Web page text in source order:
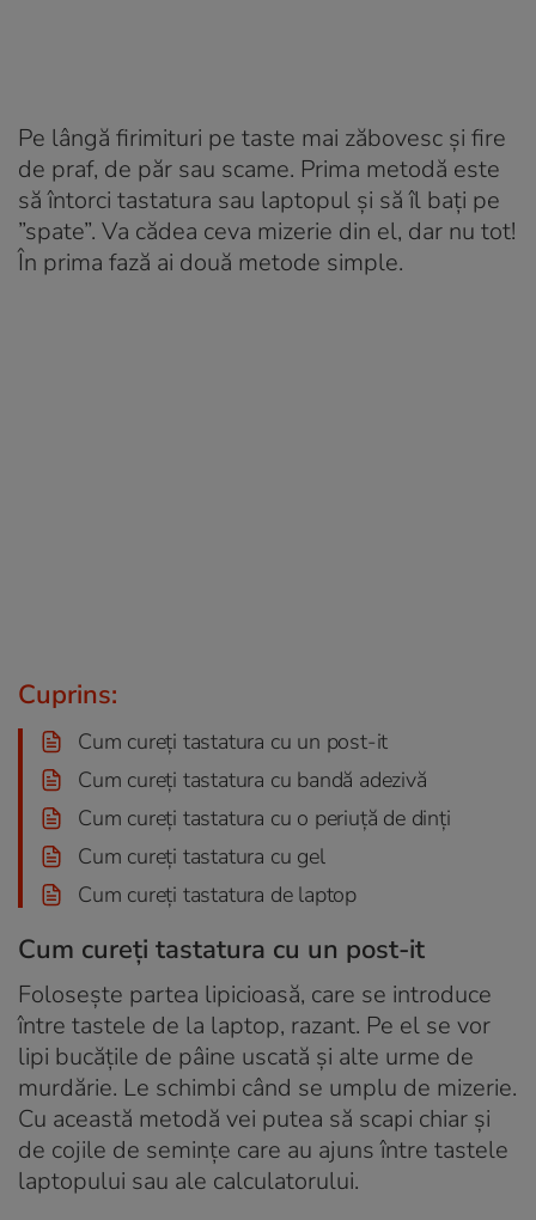
Pe lângă firimituri pe taste mai zăbovesc și fire
de praf, de păr sau scame. Prima metodă este
să întorci tastatura sau laptopul și să îl bați pe
”spate”. Va cădea ceva mizerie din el, dar nu tot!
În prima fază ai două metode simple.
Cuprins:
Cum cureți tastatura cu un post-it
Cum cureți tastatura cu bandă adezivă
Cum cureți tastatura cu o periuţă de dinţi
Cum cureți tastatura cu gel
Cum cureți tastatura de laptop
Cum cureți tastatura cu un post-it
Foloseşte partea lipicioasă, care se introduce
între tastele de la laptop, razant. Pe el se vor
lipi bucăţile de pâine uscată şi alte urme de
murdărie. Le schimbi când se umplu de mizerie.
Cu această metodă vei putea să scapi chiar şi
de cojile de seminţe care au ajuns între tastele
laptopului sau ale calculatorului.